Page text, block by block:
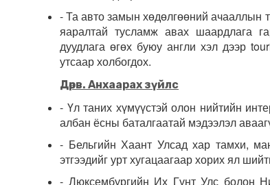
- Та авто замын хөдөлгөөний ачааллын
яаралтай тусламж авах шаардлага
дуудлага өгөх буюу англи хэл дээр
утсаар холбогдох.
Дөрв. Анхаарах зүйлс
- Үл таних хүмүүстэй олон нийтийн
албан ёсны баталгаатай мэдээлэл
- Бельгийн Хаант Улсад хар тамхи,
этгээдийг урт хугацаагаар хорих ял
- Люксембургийн Их Гүнт Улс болон